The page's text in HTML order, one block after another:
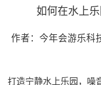
如何在水上
作者：今年会游乐科
打造宁静水上乐园，噪